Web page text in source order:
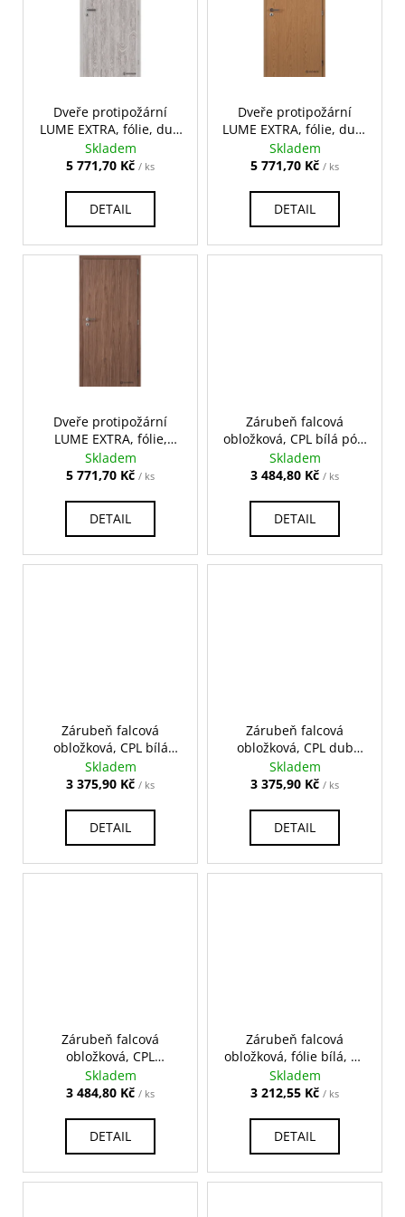
Dveře protipožární
LUME EXTRA, fólie, dub
šedý, plné, cylindrický
zámek
Skladem
5 771,70 Kč / ks
DETAIL
Dveře protipožární
LUME EXTRA, fólie, dub,
plné, cylindrický zámek
Skladem
5 771,70 Kč / ks
DETAIL
Dveře protipožární
LUME EXTRA, fólie,
ořech, plné, cylindrický
zámek
Skladem
5 771,70 Kč / ks
DETAIL
Zárubeň falcová
obložková, CPL bílá pór,
na pokos
Skladem
3 484,80 Kč / ks
DETAIL
Zárubeň falcová
obložková, CPL bílá
standard, na pokos
Skladem
3 375,90 Kč / ks
DETAIL
Zárubeň falcová
obložková, CPL dub
corbridge, na pokos
Skladem
3 375,90 Kč / ks
DETAIL
Zárubeň falcová
obložková, CPL
nebraska, na pokos
Skladem
3 484,80 Kč / ks
DETAIL
Zárubeň falcová
obložková, fólie bílá, na
pokos
Skladem
3 212,55 Kč / ks
DETAIL